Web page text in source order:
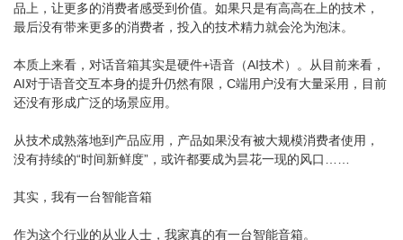
品上，让更多的消费者感受到价值。如果只是有高高在上的技术，
最后没有带来更多的消费者，投入的技术精力就会沦为泡沫。
本质上来看，对话音箱其实是硬件+语音（AI技术）。从目前来看，
AI对于语音交互本身的提升仍然有限，C端用户没有大量采用，目前
还没有形成广泛的场景应用。
从技术成熟落地到产品应用，产品如果没有被大规模消费者使用，
没有持续的“时间新鲜度”，或许都要成为昙花一现的风口……
其实，我有一台智能音箱
作为这个行业的从业人士，我家真的有一台智能音箱。